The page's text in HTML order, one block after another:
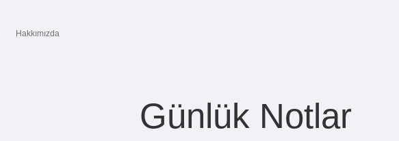
Hakkımızda
Günlük Notlar